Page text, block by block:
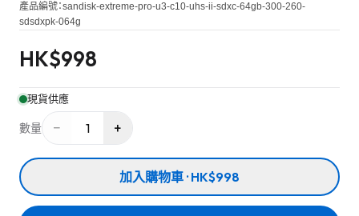
產品編號：sandisk-extreme-pro-u3-c10-uhs-ii-sdxc-64gb-300-260-
sdsdxpk-064g
HK$998
現貨供應
數量 − 1 +
加入購物車 · HK$998